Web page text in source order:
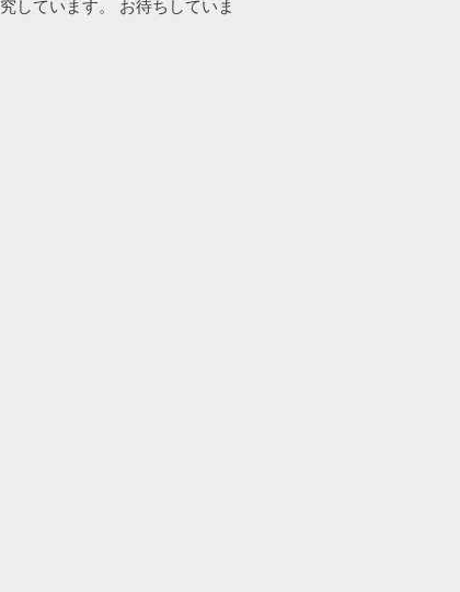
しています。 お待ちしていま